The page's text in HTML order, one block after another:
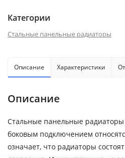
Категории
Стальные панельные радиаторы
Описание Характеристики
Описание
Стальные панельные радиаторы
боковым подключением
означает, что радиаторы